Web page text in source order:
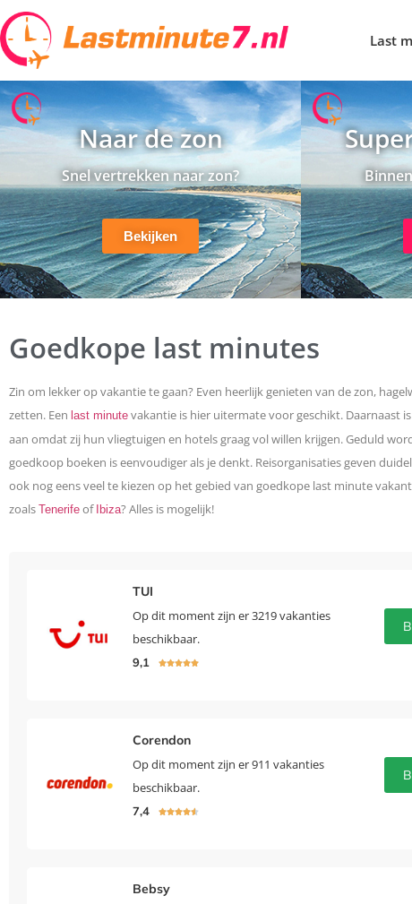
Last
Naar de zon
Snel vertrekken naar zon?
Bekijken
Goedkope last minutes
Zin om lekker op vakantie te gaan? Even heerlijk genieten van de zon,
zetten. Een last minute vakantie is hier uitermate voor geschikt. Daarnaast
aan omdat zij hun vliegtuigen en hotels graag vol willen krijgen. Geduld
goedkoop boeken is eenvoudiger als je denkt. Reisorganisaties geven
ook nog eens veel te kiezen op het gebied van goedkope last minute
zoals Tenerife of Ibiza? Alles is mogelijk!
TUI
Op dit moment zijn er 3219 vakanties
beschikbaar.
9,1 
Corendon
Op dit moment zijn er 911 vakanties
beschikbaar.
7,4 
Bebsy